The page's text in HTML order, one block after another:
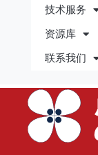
技术服务
资源库
联系我们